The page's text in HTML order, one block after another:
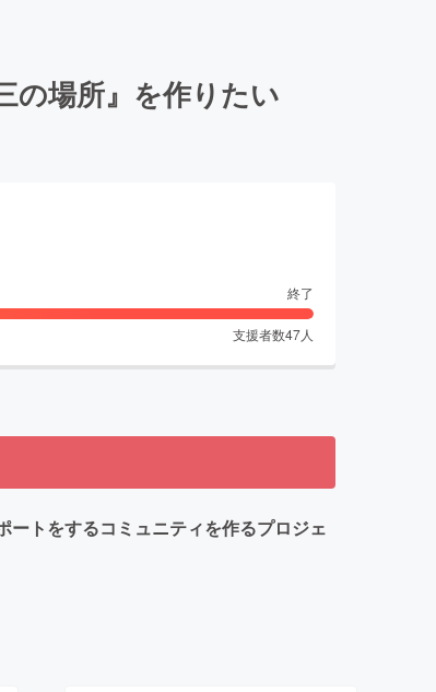
の場所』を作りたい
終了
支援者数47人
トをするコミュニティを作るプロジェ